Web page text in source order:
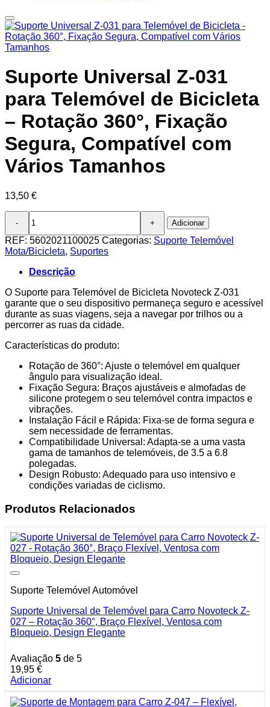
Suporte Universal Z-031
para Telemóvel de Bicicleta
– Rotação 360°, Fixação
Segura, Compatível com
Vários Tamanhos
13,50 €
Quantidade
Suporte
Universal
Z-
031
Telemóvel
de
Bicicleta
-
360°,
Segura,
Compatível
com
Vários
Tamanhos
Adicionar
REF: 5602021100025 Categorias: Suporte Telemóvel
Mota/Bicicleta, Suportes
Descrição
O Suporte para Telemóvel de Bicicleta Novoteck Z-031
garante que o seu dispositivo permaneça seguro e acessível
durante as suas viagens, seja a navegar por trilhos ou a
percorrer as ruas da cidade.
Características do produto:
Rotação de 360°: Ajuste o telemóvel em qualquer
ângulo para visualização ideal.
Fixação Segura: Braços ajustáveis e almofadas de
silicone protegem o seu telemóvel contra impactos e
vibrações.
Instalação Fácil e Rápida: Fixa-se de forma segura e
sem necessidade de ferramentas.
Compatibilidade Universal: Adapta-se a uma vasta
gama de tamanhos de telemóveis, de 3.5 a 6.8
polegadas.
Design Robusto: Adequado para uso intensivo e
condições variadas de ciclismo.
Produtos Relacionados
Suporte Telemóvel Automóvel
Suporte Universal de Telemóvel para Carro Novoteck Z-
027 – Rotação 360°, Braço Flexível, Ventosa com
Bloqueio, Design Elegante
Avaliação 5 de 5
19,95 €
Adicionar